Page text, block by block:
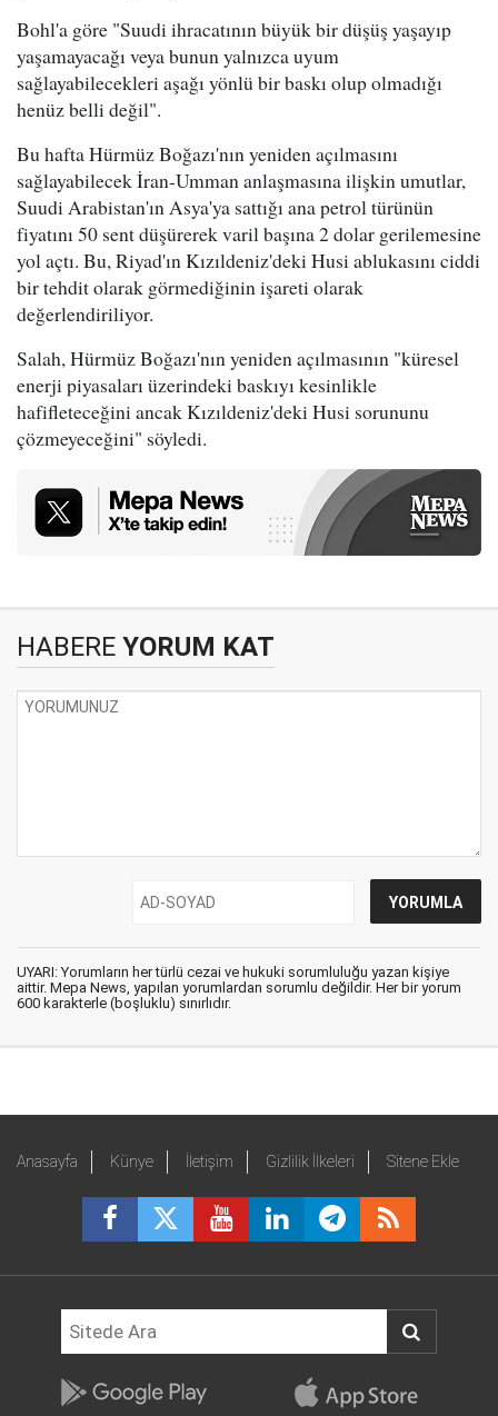
Bohl'a göre "Suudi ihracatının büyük bir düşüş yaşayıp
yaşamayacağı veya bunun yalnızca uyum
sağlayabilecekleri aşağı yönlü bir baskı olup olmadığı
henüz belli değil".
Bu hafta Hürmüz Boğazı'nın yeniden açılmasını
sağlayabilecek İran-Umman anlaşmasına ilişkin umutlar,
Suudi Arabistan'ın Asya'ya sattığı ana petrol türünün
fiyatını 50 sent düşürerek varil başına 2 dolar gerilemesine
yol açtı. Bu, Riyad'ın Kızıldeniz'deki Husi ablukasını ciddi
bir tehdit olarak görmediğinin işareti olarak
değerlendiriliyor.
Salah, Hürmüz Boğazı'nın yeniden açılmasının "küresel
enerji piyasaları üzerindeki baskıyı kesinlikle
hafifleteceğini ancak Kızıldeniz'deki Husi sorununu
çözmeyeceğini" söyledi.
HABERE YORUM KAT
UYARI: Yorumların her türlü cezai ve hukuki sorumluluğu yazan kişiye
aittir. Mepa News, yapılan yorumlardan sorumlu değildir. Her bir yorum
600 karakterle (boşluklu) sınırlıdır.
Anasayfa Künye İletişim Gizlilik İlkeleri Sitene Ekle